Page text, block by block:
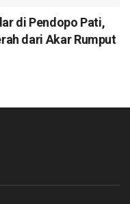
di Pendopo Pati,
dari Akar Rumput